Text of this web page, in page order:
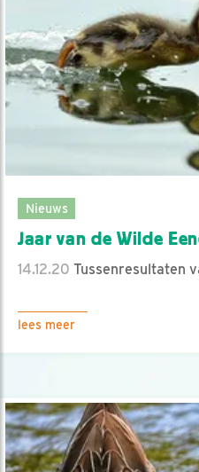
Nieuws
Jaar van de Wilde
14.12.20 Tussenresultaten
lees meer